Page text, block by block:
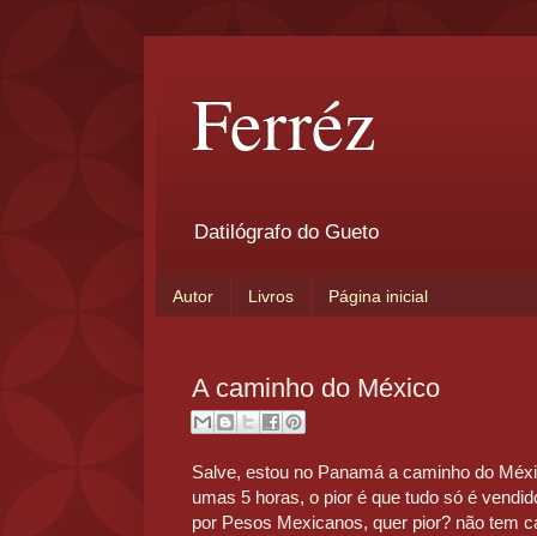
Ferréz
Datilógrafo do Gueto
Autor Livros Página inicial
A caminho do México
Salve, estou no Panamá a caminho do
umas 5 horas, o pior é que tudo só é
por Pesos Mexicanos, quer pior? não tem